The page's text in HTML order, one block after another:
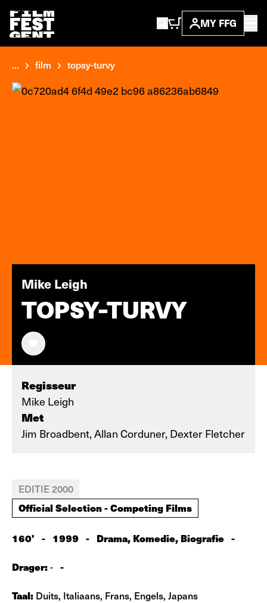
MY FFG
... film topsy-turvy
Mike Leigh
TOPSY-TURVY
Regisseur
Mike Leigh
Met
Jim Broadbent, Allan Corduner, Dexter Fletcher
EDITIE 2000
Official Selection - Competing Films
160' - 1999 - Drama, Komedie, Biografie -
Drager:- -
Taal: Duits, Italiaans, Frans, Engels, Japans